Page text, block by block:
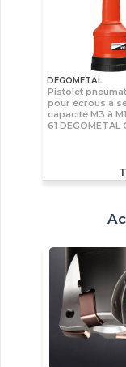
DEGOMETAL
Pistolet
pour écrous à
capacité M3 à
61 DEGOMETAL